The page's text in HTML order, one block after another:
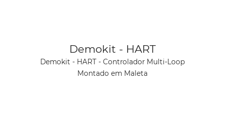
Ver produto
Demokit - HART
Demokit - HART - Controlador Multi-Loop
Montado em Maleta